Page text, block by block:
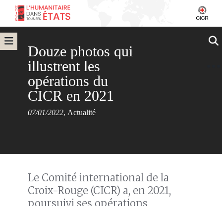
Douze photos qui
illustrent les
opérations du
CICR en 2021
07/01/2022, Actualité
Le Comité international de la
Croix-Rouge (CICR) a, en 2021,
poursuivi ses opérations